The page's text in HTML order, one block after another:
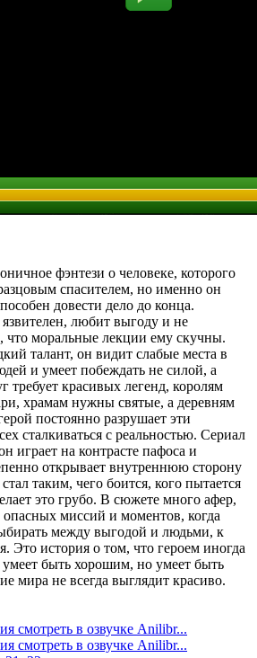
фэнтези о человеке, которого
спасителем, но именно он
довести дело до конца.
любит выгоду и не
что моральные лекции ему скучны.
талант, он видит слабые места в
и умеет побеждать не силой, а
требует красивых легенд, королям
храмам нужны святые, а деревням
постоянно разрушает эти
сталкиваться с реальностью. Сериал
играет на контрасте пафоса и
открывает внутреннюю сторону
таким, чего боится, кого пытается
это грубо. В сюжете много афер,
миссий и моментов, когда
между выгодой и людьми, к
Это история о том, что героем иногда
умеет быть хорошим, но умеет быть
мира не всегда выглядит красиво.
смотреть в озвучке Anilibr...
смотреть в озвучке Anilibr...